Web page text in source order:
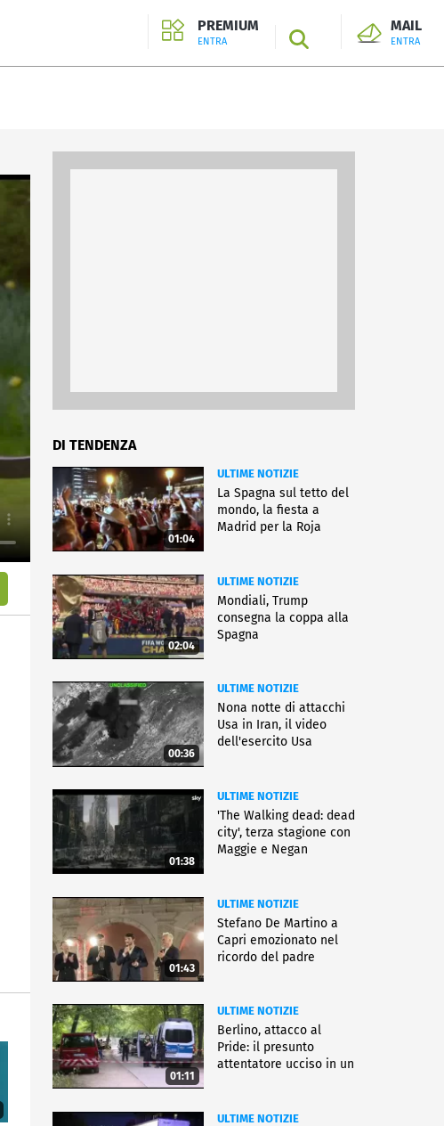
PREMIUM
ENTRA SEARCH
MAIL
ENTRA
DI TENDENZA
01:04
ULTIME NOTIZIE
La Spagna sul tetto del
mondo, la fiesta a
Madrid per la Roja
02:04
ULTIME NOTIZIE
Mondiali, Trump
consegna la coppa alla
Spagna
00:36
ULTIME NOTIZIE
Nona notte di attacchi
Usa in Iran, il video
dell'esercito Usa
01:38
ULTIME NOTIZIE
'The Walking dead: dead
city', terza stagione con
Maggie e Negan
01:43
ULTIME NOTIZIE
Stefano De Martino a
Capri emozionato nel
ricordo del padre
01:11
ULTIME NOTIZIE
Berlino, attacco al
Pride: il presunto
attentatore ucciso in un
ULTIME NOTIZIE